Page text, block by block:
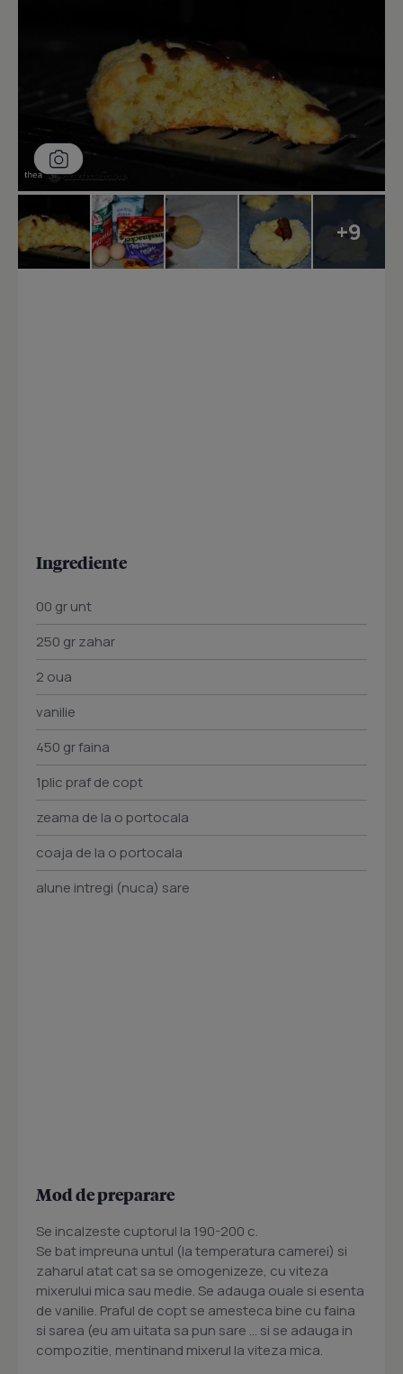
+9
Ingrediente
00 gr unt
250 gr zahar
2 oua
vanilie
450 gr faina
1plic praf de copt
zeama de la o portocala
coaja de la o portocala
alune intregi (nuca) sare
Mod de preparare
Se incalzeste cuptorul la 190-200 c.
Se bat impreuna untul (la temperatura camerei) si
zaharul atat cat sa se omogenizeze, cu viteza
mixerului mica sau medie. Se adauga ouale si esenta
de vanilie. Praful de copt se amesteca bine cu faina
si sarea (eu am uitata sa pun sare ... si se adauga in
compozitie, mentinand mixerul la viteza mica.